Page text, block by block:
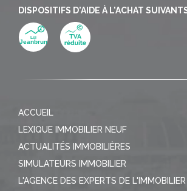
DISPOSITIFS D'AIDE À L'ACHAT
ACCUEIL
LEXIQUE IMMOBILIER NEUF
ACTUALITÉS IMMOBILIÈRES
SIMULATEURS IMMOBILIER
L'AGENCE DES EXPERTS DE